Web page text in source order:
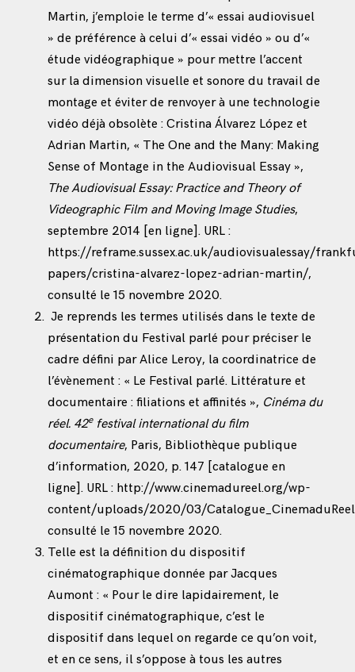
Martin, j’emploie le terme d’« essai audiovisuel
» de préférence à celui d’« essai vidéo » ou d’«
étude vidéographique » pour mettre l’accent
sur la dimension visuelle et sonore du travail de
montage et éviter de renvoyer à une technologie
vidéo déjà obsolète : Cristina Álvarez López et
Adrian Martin, « The One and the Many: Making
Sense of Montage in the Audiovisual Essay »,
The Audiovisual Essay: Practice and Theory of
Videographic Film and Moving Image Studies,
septembre 2014 [en ligne]. URL :
https://reframe.sussex.ac.uk/audiovisualessay/
papers/cristina-alvarez-lopez-adrian-martin/,
consulté le 15 novembre 2020.
Je reprends les termes utilisés dans le texte de
présentation du Festival parlé pour préciser le
cadre défini par Alice Leroy, la coordinatrice de
l’évènement : « Le Festival parlé. Littérature et
documentaire : filiations et affinités », Cinéma du
réel. 42efestival international du film
documentaire, Paris, Bibliothèque publique
d’information, 2020, p. 147 [catalogue en
ligne]. URL : http://www.cinemadureel.org/wp-
content/uploads/2020/03/
consulté le 15 novembre 2020.
Telle est la définition du dispositif
cinématographique donnée par Jacques
Aumont : « Pour le dire lapidairement, le
dispositif cinématographique, c’est le
dispositif dans lequel on regarde ce qu’on voit,
et en ce sens, il s’oppose à tous les autres